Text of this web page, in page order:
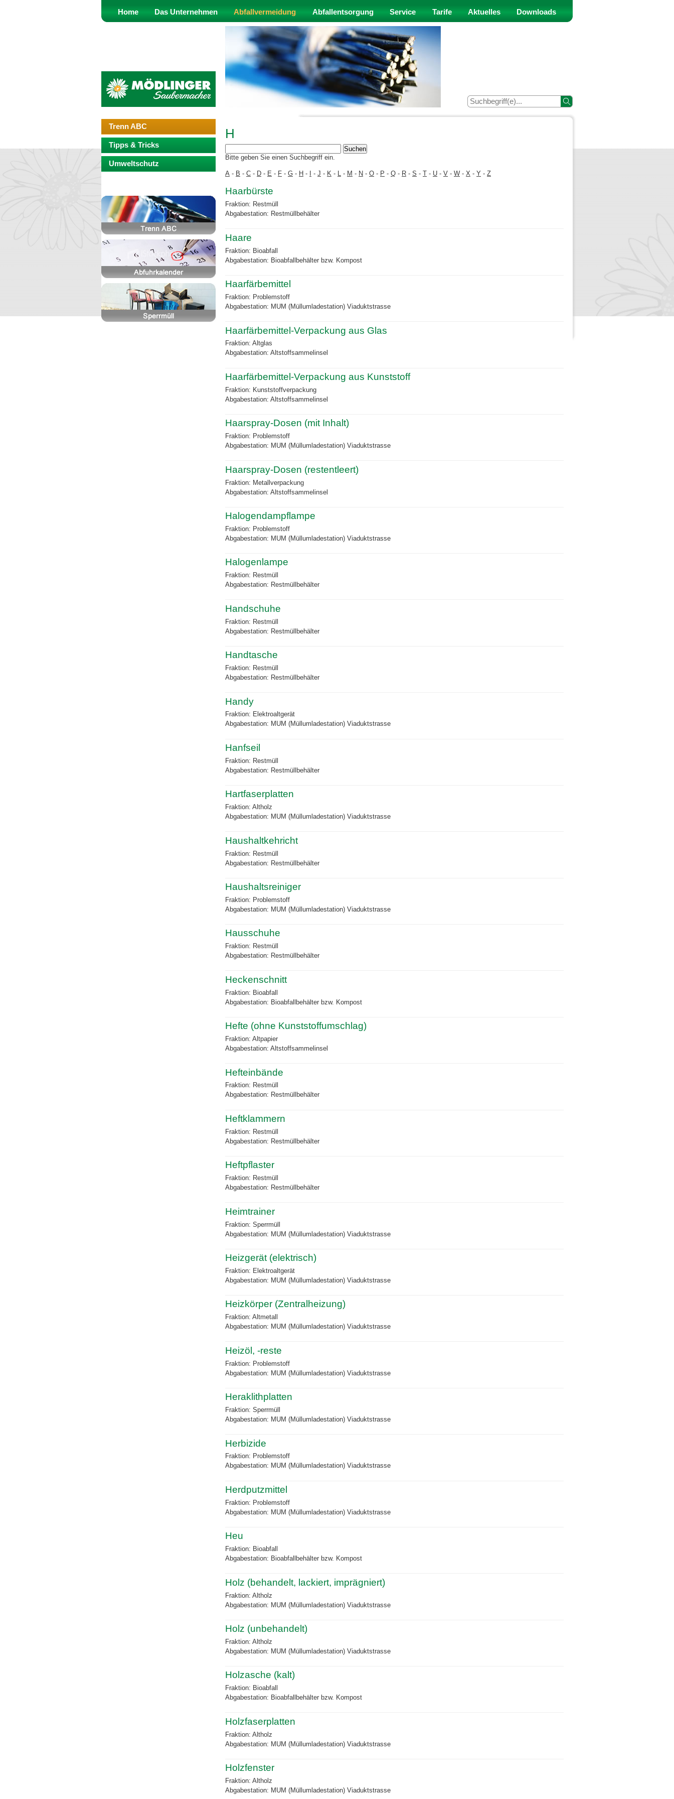
Home Das Unternehmen Abfallvermeidung Abfallentsorgung Service Tarife Aktuelles Downloads
Trenn ABC
Tipps & Tricks
Umweltschutz
H
Bitte geben Sie einen Suchbegriff ein.
A - B - C - D - E - F - G - H - - J - K - L - M - N - O - P - Q - R - S - T - U - V - W - X - Y - Z
Haarbürste
Fraktion: Restmüll
Abgabestation: Restmüllbehälter
Haare
Fraktion: Bioabfall
Abgabestation: Bioabfallbehälter bzw. Kompost
Haarfärbemittel
Fraktion: Problemstoff
Abgabestation: MUM (Müllumladestation) Viaduktstrasse
Haarfärbemittel-Verpackung aus Glas
Fraktion: Altglas
Abgabestation: Altstoffsammelinsel
Haarfärbemittel-Verpackung aus Kunststoff
Fraktion: Kunststoffverpackung
Abgabestation: Altstoffsammelinsel
Haarspray-Dosen (mit Inhalt)
Fraktion: Problemstoff
Abgabestation: MUM (Müllumladestation) Viaduktstrasse
Haarspray-Dosen (restentleert)
Fraktion: Metallverpackung
Abgabestation: Altstoffsammelinsel
Halogendampflampe
Fraktion: Problemstoff
Abgabestation: MUM (Müllumladestation) Viaduktstrasse
Halogenlampe
Fraktion: Restmüll
Abgabestation: Restmüllbehälter
Handschuhe
Fraktion: Restmüll
Abgabestation: Restmüllbehälter
Handtasche
Fraktion: Restmüll
Abgabestation: Restmüllbehälter
Handy
Fraktion: Elektroaltgerät
Abgabestation: MUM (Müllumladestation) Viaduktstrasse
Hanfseil
Fraktion: Restmüll
Abgabestation: Restmüllbehälter
Hartfaserplatten
Fraktion: Altholz
Abgabestation: MUM (Müllumladestation) Viaduktstrasse
Haushaltkehricht
Fraktion: Restmüll
Abgabestation: Restmüllbehälter
Haushaltsreiniger
Fraktion: Problemstoff
Abgabestation: MUM (Müllumladestation) Viaduktstrasse
Hausschuhe
Fraktion: Restmüll
Abgabestation: Restmüllbehälter
Heckenschnitt
Fraktion: Bioabfall
Abgabestation: Bioabfallbehälter bzw. Kompost
Hefte (ohne Kunststoffumschlag)
Fraktion: Altpapier
Abgabestation: Altstoffsammelinsel
Hefteinbände
Fraktion: Restmüll
Abgabestation: Restmüllbehälter
Heftklammern
Fraktion: Restmüll
Abgabestation: Restmüllbehälter
Heftpflaster
Fraktion: Restmüll
Abgabestation: Restmüllbehälter
Heimtrainer
Fraktion: Sperrmüll
Abgabestation: MUM (Müllumladestation) Viaduktstrasse
Heizgerät (elektrisch)
Fraktion: Elektroaltgerät
Abgabestation: MUM (Müllumladestation) Viaduktstrasse
Heizkörper (Zentralheizung)
Fraktion: Altmetall
Abgabestation: MUM (Müllumladestation) Viaduktstrasse
Heizöl, -reste
Fraktion: Problemstoff
Abgabestation: MUM (Müllumladestation) Viaduktstrasse
Heraklithplatten
Fraktion: Sperrmüll
Abgabestation: MUM (Müllumladestation) Viaduktstrasse
Herbizide
Fraktion: Problemstoff
Abgabestation: MUM (Müllumladestation) Viaduktstrasse
Herdputzmittel
Fraktion: Problemstoff
Abgabestation: MUM (Müllumladestation) Viaduktstrasse
Heu
Fraktion: Bioabfall
Abgabestation: Bioabfallbehälter bzw. Kompost
Holz (behandelt, lackiert, imprägniert)
Fraktion: Altholz
Abgabestation: MUM (Müllumladestation) Viaduktstrasse
Holz (unbehandelt)
Fraktion: Altholz
Abgabestation: MUM (Müllumladestation) Viaduktstrasse
Holzasche (kalt)
Fraktion: Bioabfall
Abgabestation: Bioabfallbehälter bzw. Kompost
Holzfaserplatten
Fraktion: Altholz
Abgabestation: MUM (Müllumladestation) Viaduktstrasse
Holzfenster
Fraktion: Altholz
Abgabestation: MUM (Müllumladestation) Viaduktstrasse